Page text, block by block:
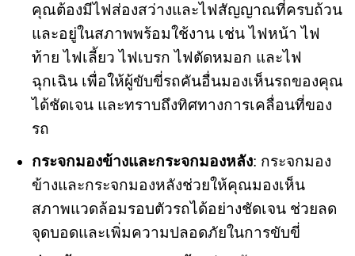
คุณต้องมีไฟส่องสว่างและไฟสัญญาณที่ครบถ้วน
และอยู่ในสภาพพร้อมใช้งาน เช่น ไฟหน้า ไฟ
ท้าย ไฟเลี้ยว ไฟเบรก ไฟตัดหมอก และไฟ
ฉุกเฉิน เพื่อให้ผู้ขับขี่รถคันอื่นมองเห็นรถของคุณ
ได้ชัดเจน และทราบถึงทิศทางการเคลื่อนที่ของ
รถ
กระจกมองข้างและกระจกมองหลัง: กระจกมอง
ข้างและกระจกมองหลังช่วยให้คุณมองเห็น
สภาพแวดล้อมรอบตัวรถได้อย่างชัดเจน ช่วยลด
จุดบอดและเพิ่มความปลอดภัยในการขับขี่